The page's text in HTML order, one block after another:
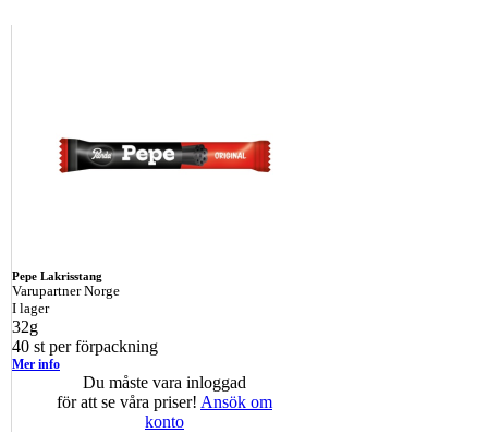
Pepe Lakrisstang
Varupartner Norge
I lager
32g
40 st per förpackning
Mer info
Du måste vara inloggad
för att se våra priser! Ansök om
konto